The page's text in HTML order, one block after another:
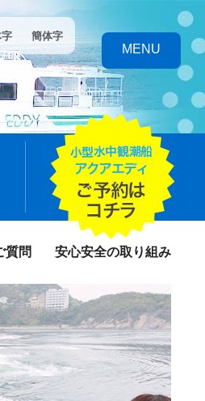
簡体字
質問 安心安全の取り組み
MENU